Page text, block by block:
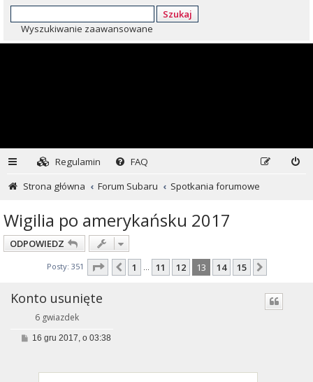
Szukaj
Wyszukiwanie zaawansowane
Regulamin
FAQ
Strona główna
Forum Subaru Spotkania forumowe
Wigilia po amerykańsku 2017
ODPOWIEDZ
Posty: 351 Strona 13z 15
Poprzednia
1 … 11 12 13 14 15
Konto usunięte
6 gwiazdek
P16 gru 2017, o 03:38